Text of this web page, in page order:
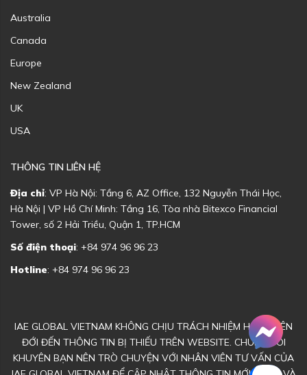
Australia
Canada
Europe
New Zealand
UK
USA
THÔNG TIN LIÊN HỆ
Địa chỉ: VP Hà Nội: Tầng 6, AZ Office, 132 Nguyễn Thái Học,
Hà Nội | VP Hồ Chí Minh: Tầng 16, Tòa nhà Bitexco Financial
Tower, số 2 Hải Triều, Quận 1, TP.HCM
Số điện thoại: +84 974 96 96 23
Hotline: +84 974 96 96 23
IAE GLOBAL VIETNAM KHÔNG CHỊU TRÁCH NHIỆM HOẶC LIÊN
ĐỚI ĐẾN THÔNG TIN BỊ THIẾU TRÊN WEBSITE. CHÚNG TÔI
KHUYÊN BẠN NÊN TRÒ CHUYỆN VỚI NHÂN VIÊN TƯ VẤN CỦA